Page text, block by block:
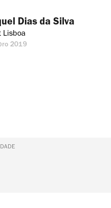
Dias da Silva
Lisboa
2019